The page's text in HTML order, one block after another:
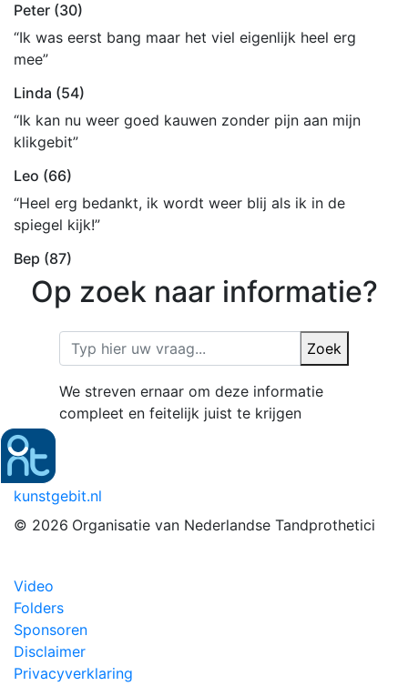
Peter (30)
“Ik was eerst bang maar het viel eigenlijk heel erg
mee”
Linda (54)
“Ik kan nu weer goed kauwen zonder pijn aan mijn
klikgebit”
Leo (66)
“Heel erg bedankt, ik wordt weer blij als ik in de
spiegel kijk!”
Bep (87)
Op zoek naar informatie?
Zoek
We streven ernaar om deze informatie
compleet en feitelijk juist te krijgen
kunstgebit.nl
© 2026 Organisatie van Nederlandse Tandprothetici
Video
Folders
Sponsoren
Disclaimer
Privacyverklaring